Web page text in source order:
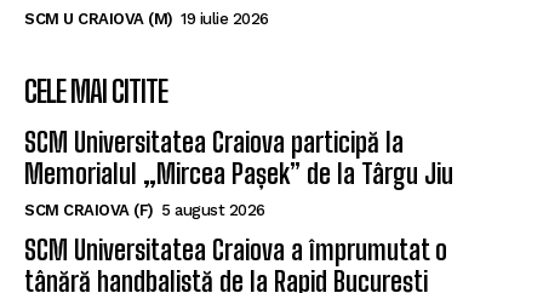
SCM U CRAIOVA (M) 19 iulie 2026
CELE MAI CITITE
SCM Universitatea Craiova participă la
Memorialul „Mircea Pașek” de la Târgu Jiu
SCM CRAIOVA (F) 5 august 2026
SCM Universitatea Craiova a împrumutat o
tânără handbalistă de la Rapid București